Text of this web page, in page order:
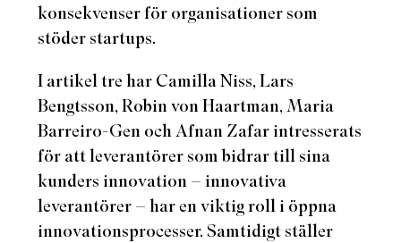
konsekvenser för organisationer som
stöder startups.
I artikel tre har Camilla Niss, Lars
Bengtsson, Robin von Haartman, Maria
Barreiro-Gen och Afnan Zafar intresserats
för att leverantörer som bidrar till sina
kunders innovation – innovativa
leverantörer – har en viktig roll i öppna
innovationsprocesser. Samtidigt ställer